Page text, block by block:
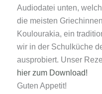
Audiodatei unten,
die meisten
Koulourakia, ein
wir in der Schulküche
ausprobiert. Unser
hier zum Download!
Guten Appetit!